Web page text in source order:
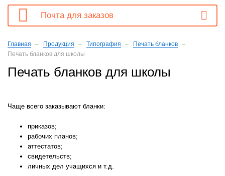
 Почта для заказов
Главная Продукция Типография
Печать бланков
Печать бланков для школы
Печать бланков для школы
Чаще всего заказывают бланки:
приказов;
рабочих планов;
аттестатов;
свидетельств;
личных дел учащихся и т.д.